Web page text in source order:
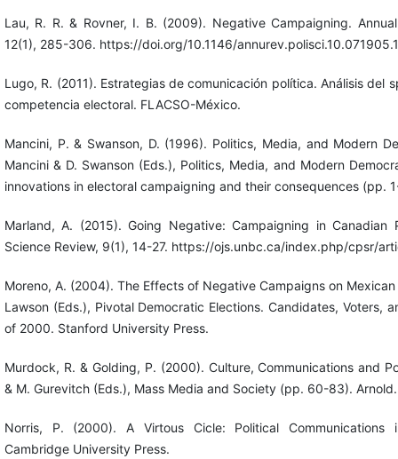
Lau, R. R. & Rovner, I. B. (2009). Negative Campaigning.
12(1), 285-306. https://doi.org/10.1146/
Lugo, R. (2011). Estrategias de comunicación política. Análisis del
competencia electoral. FLACSO-México.
Mancini, P. & Swanson, D. (1996). Politics, Media, and Modern
Mancini & D. Swanson (Eds.), Politics, Media, and Modern
innovations in electoral campaigning and their consequences (pp.
Marland, A. (2015). Going Negative: Campaigning in Canadian
Science Review, 9(1), 14-27. https://ojs.unbc.ca/index.php/cpsr/
Moreno, A. (2004). The Effects of Negative Campaigns on
Lawson (Eds.), Pivotal Democratic Elections. Candidates, Voters,
of 2000. Stanford University Press.
Murdock, R. & Golding, P. (2000). Culture, Communications and
& M. Gurevitch (Eds.), Mass Media and Society (pp. 60-83). Arnold.
Norris, P. (2000). A Virtous Cicle: Political Communications
Cambridge University Press.